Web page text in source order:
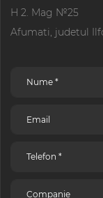
H 2. Mag №25
Afumati, judetul